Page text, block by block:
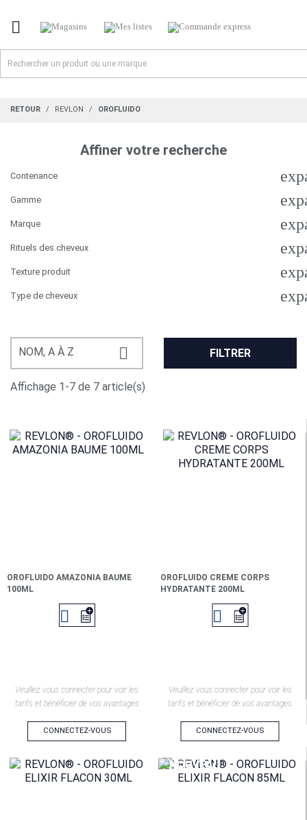

RETOUR REVLON OROFLUIDO
Affiner votre recherche
Contenance
Gamme
Marque
Rituels des cheveux
Texture produit
Type de cheveux
NOM, A À Z  FILTRER
Affichage 1-7 de 7 article(s)
OROFLUIDO AMAZONIA BAUME
100ML

Veuillez vous connecter pour voir les
tarifs et bénéficier de vos avantages
CONNECTEZ-VOUS
OROFLUIDO CREME CORPS
HYDRATANTE 200ML

Veuillez vous connecter pour voir les
tarifs et bénéficier de vos avantages
CONNECTEZ-VOUS